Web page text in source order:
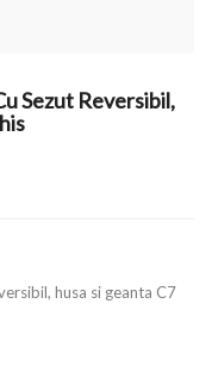
Sezut Reversibil,
husa si geanta C7